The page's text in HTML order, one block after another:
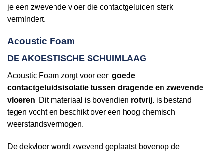
je een zwevende vloer die contactgeluiden sterk
vermindert.
Acoustic Foam
DE AKOESTISCHE SCHUIMLAAG
Acoustic Foam zorgt voor een goede
contactgeluidsisolatie tussen dragende en zwevende
vloeren. Dit materiaal is bovendien rotvrij, is bestand
tegen vocht en beschikt over een hoog chemisch
weerstandsvermogen.
De dekvloer wordt zwevend geplaatst bovenop de